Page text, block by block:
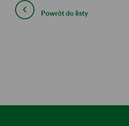
Powrót do listy